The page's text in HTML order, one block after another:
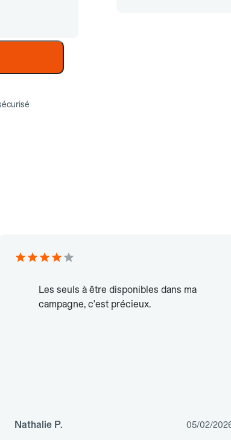
Les seuls à être disponibles dans ma
campagne, c'est précieux.
Nathalie P. 05/02/